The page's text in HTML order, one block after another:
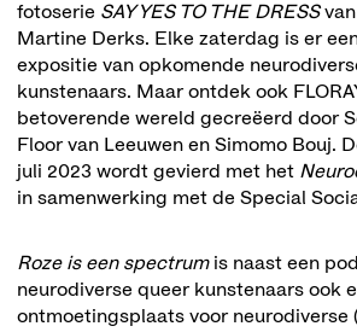
fotoserie SAY YES TO THE DRESSvan
Martine Derks. Elke zaterdag is er
expositie van opkomende
kunstenaars. Maar ontdek ook
betoverende wereld gecreëerd door
Floor van Leeuwen en Simomo Bouj.
juli 2023 wordt gevierd met het
in samenwerking met de Special
Roze is een spectrumis naast een
neurodiverse queer kunstenaars ook
ontmoetingsplaats voor neurodiverse